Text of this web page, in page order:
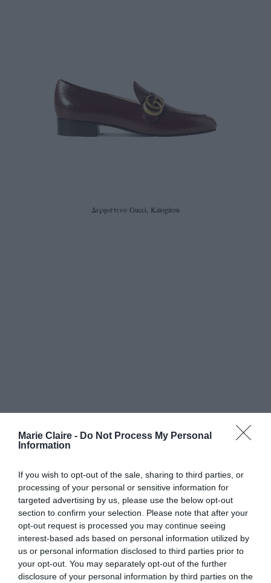
Marie Claire - Do Not Process My Personal
Information
If you wish to opt-out of the sale, sharing to third parties, or
processing of your personal or sensitive information for
targeted advertising by us, please use the below opt-out
section to confirm your selection. Please note that after your
opt-out request is processed you may continue seeing
interest-based ads based on personal information utilized by
us or personal information disclosed to third parties prior to
your opt-out. You may separately opt-out of the further
disclosure of your personal information by third parties on the
Δερμάτινο Gucci, Kalogirou
Δερμάτινο Salvatore Ferragamo, Salvatore Ferragamo Boutique